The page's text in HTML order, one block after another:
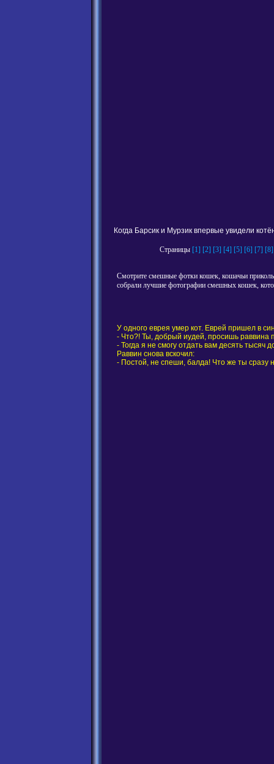
Когда Барсик и Мурзик впервые увидели
Страницы [1] [2] [3] [4] [5] [6] [7] [8]
Смотрите смешные фотки кошек, кошачьи
собрали лучшие фотографии смешных кошек,
У одного еврея умер кот. Еврей пришел в
- Что?! Ты, добрый иудей, просишь раввина
- Тогда я не смогу отдать вам десять тысяч
Раввин снова вскочил:
- Постой, не спеши, балда! Что же ты сразу